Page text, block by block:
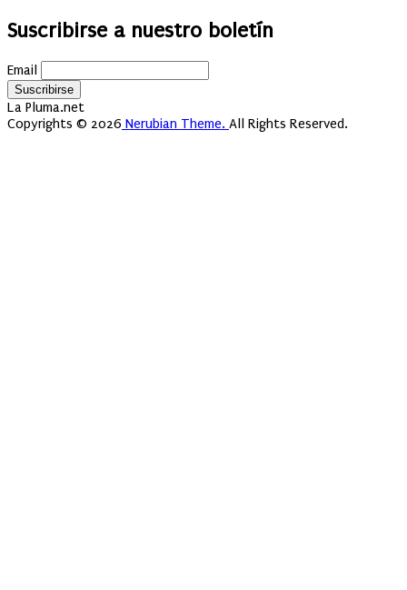
Suscribirse a nuestro boletín
Email
La Pluma.net
Copyrights © 2026 Nerubian Theme. All Rights Reserved.